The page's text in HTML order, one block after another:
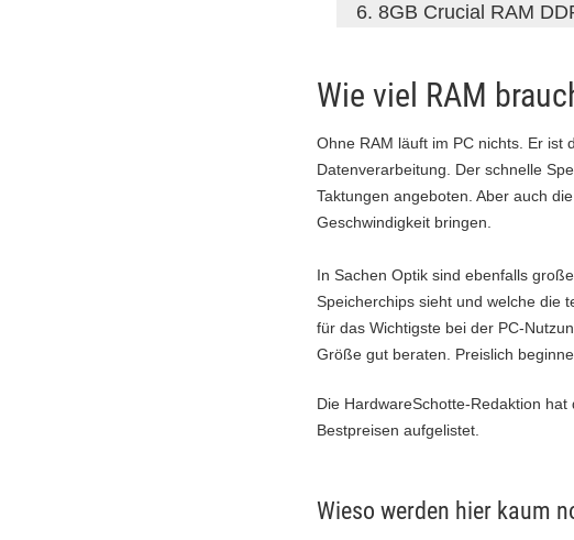
8GB Crucial RAM
Wie viel RAM
Ohne RAM läuft im PC nichts. Er ist
Datenverarbeitung. Der schnelle
Taktungen angeboten. Aber auch
Geschwindigkeit bringen.
In Sachen Optik sind ebenfalls
Speicherchips sieht und welche die
für das Wichtigste bei der PC-
Größe gut beraten. Preislich
Die HardwareSchotte-Redaktion
Bestpreisen aufgelistet.
Wieso werden hier kaum